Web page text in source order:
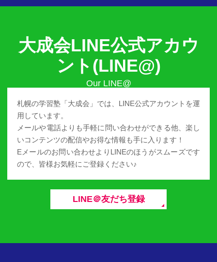
大成会LINE公式アカウ
ント(LINE@)
札幌の学習塾「大成会」では、LINE公式アカウントを運
用しています。
メールや電話よりも手軽に問い合わせができる他、楽し
いコンテンツの配信やお得な情報も手に入ります！
Eメールのお問い合わせよりLINEのほうがスムーズです
ので、皆様お気軽にご登録ください♪
LINE＠友だち登録